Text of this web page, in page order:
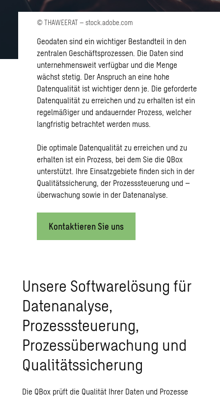
© THAWEERAT – stock.adobe.com
Geodaten sind ein wichtiger Bestandteil in den
zentralen Geschäftsprozessen. Die Daten sind
unternehmensweit verfügbar und die Menge
wächst stetig. Der Anspruch an eine hohe
Datenqualität ist wichtiger denn je. Die geforderte
Datenqualität zu erreichen und zu erhalten ist ein
regelmäßiger und andauernder Prozess, welcher
langfristig betrachtet werden muss.
Die optimale Datenqualität zu erreichen und zu
erhalten ist ein Prozess, bei dem Sie die QBox
unterstützt. Ihre Einsatzgebiete finden sich in der
Qualitätssicherung, der Prozesssteuerung und –
überwachung sowie in der Datenanalyse.
Kontaktieren Sie uns
Unsere Softwarelösung für
Datenanalyse,
Prozesssteuerung,
Prozessüberwachung und
Qualitätssicherung
Die QBox prüft die Qualität Ihrer Daten und Prozesse